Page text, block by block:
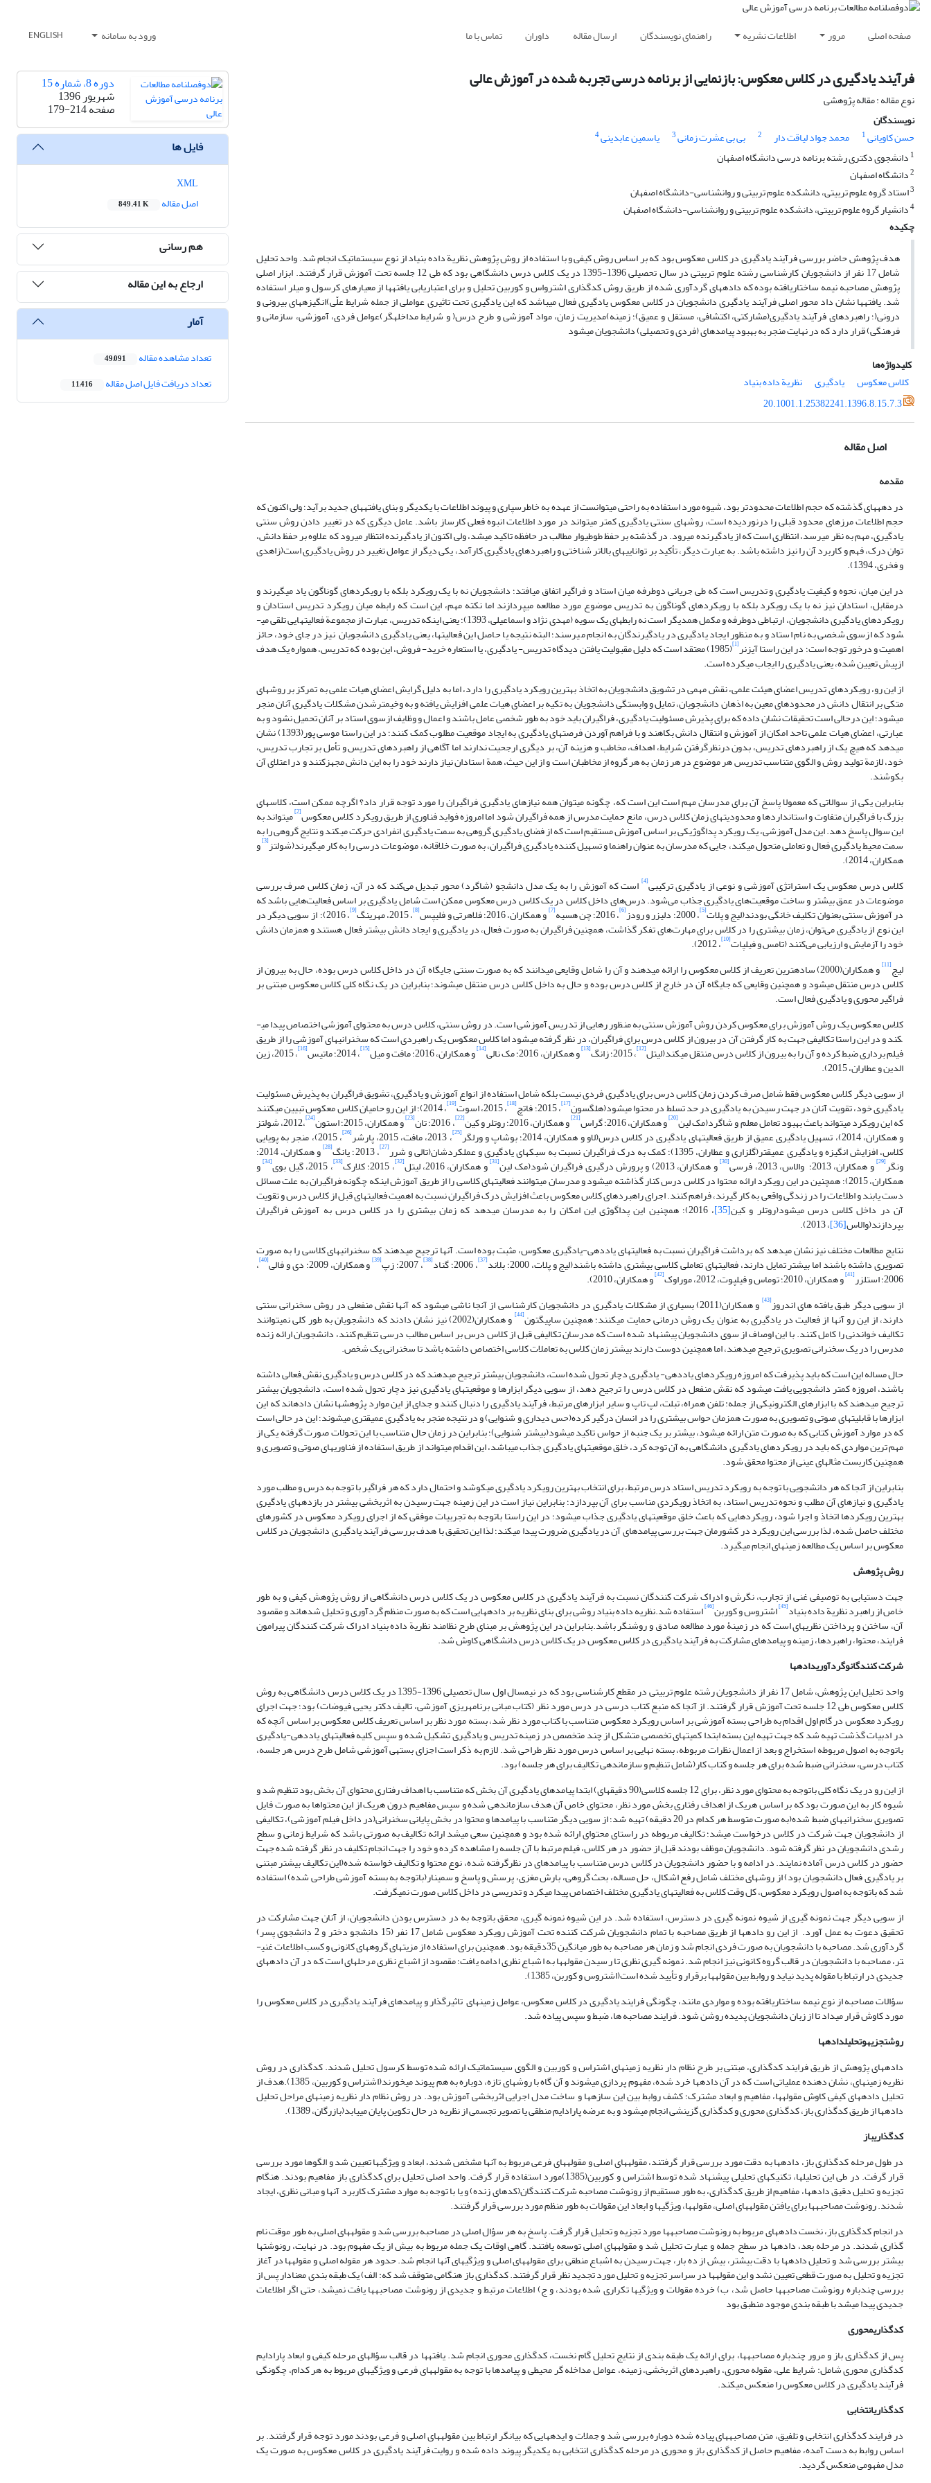
صفحه اصلی مرور اطلاعات نشریه راهنمای نویسندگان ارسال مقاله داوران تماس با ما ورود به سامانه ENGLISH
فرآیند یادگیری در کلاس معکوس: بازنمایی از برنامه درسی تجربه شده در آموزش عالی
نوع مقاله : مقاله پژوهشی
نویسندگان
حسن کاویانی1 محمد جواد لیاقت دار 2 بی بی عشرت زمانی3 یاسمین عابدینی4
1 دانشجوی دکتری رشته برنامه درسی دانشگاه اصفهان
2دانشگاه اصفهان
3استاد گروه علوم تربیتی، دانشکده علوم تربیتی و روانشناسی-دانشگاه اصفهان
4دانشیار گروه علوم تربیتی، دانشکده علوم تربیتی و روانشناسی-دانشگاه اصفهان
چکیده
هدف پژوهش حاضر بررسی فرآیند یادگیری در کلاس معکوس بود که بر اساس روش کیفی و با استفاده از روش پژوهش نظریة داده بنیاد از نوع سیستماتیک انجام شد. واحد تحلیل
شامل 17 نفر از دانشجویان کارشناسی رشته علوم تربیتی در سال تحصیلی 1396-1395 در یک کلاس درس دانشگاهی بود که طی 12 جلسه تحت آموزش قرار گرفتند. ابزار اصلی
پژوهش مصاحبه نیمه ساختاریافته بوده که داده­های گردآوری شده از طریق روش کدگذاری اشترواس و کوربین تحلیل و برای اعتباریابی یافته­ها از معیارهای کرسول و میلر استفاده
شد. یافته­ها نشان داد محور اصلی فرآیند یادگیری دانشجویان در کلاس معکوس یادگیری فعال می­باشد که این یادگیری تحت تاثیری عواملی از جمله شرایط علّی­)انگیزه­های بیرونی و
درونی(؛ راهبردهای فرآیند یادگیری(مشارکتی، اکتشافی، مستقل و عمیق)؛ زمینه­)مدیریت زمان، مواد آموزشی و طرح درس( و شرایط مداخله­گر­)عوامل فردی، آموزشی، سازمانی و
فرهنگی) قرار دارد که در نهایت منجر به بهبود پیامدهای (فردی و تحصیلی) دانشجویان می­شود
کلیدواژه‌ها
کلاس معکوس
یادگیری
نظریة داده بنیاد
20.1001.1.25382241.1396.8.15.7.3
اصل مقاله
مقدمه
در دهه­های گذشته که حجم اطلاعات محدودتر بود، شیوه مورد استفاده به راحتی می­توانست از عهده به خاطرسپاری و پیوند اطلاعات با یکدیگر و بنای یافته­های جدید بر­آید؛ ولی اکنون که
حجم اطلاعات مرزهای محدود قبلی را درنوردیده است، روش­های سنتی یادگیری کمتر می­تواند در مورد اطلاعات انبوه فعلی کارساز باشد. عامل دیگری که در تغییر دادن روش سنتی
یادگیری، مهم به نظر می­رسد، انتظاری است که از یادگیرنده می­رود. در گذشته بر حفظ طوطی­وار مطالب در حافظه تاکید می­شد، ولی اکنون از یادگیرنده انتظار می­رود که علاوه بر حفظ دانش،
توان درک، فهم و کاربرد آن را نیز داشته باشد. به عبارت دیگر، تأکید بر توانایی­های بالاتر شناختی و راهبردهای یادگیری کارآمد، یکی دیگر از عوامل تغییر در روش یادگیری است(زاهدی
و فخری، 1394).
در این میان، نحوه و کیفیت یادگیری و تدریس است که طی جریانی دوطرفه میان استاد و فراگیر اتفاق می­افتد؛ دانشجویان نه با یک رویکرد بلکه با رویکردهاى گوناگون یاد می­­گیرند و
درمقابل، استادان نیز نه با یک رویکرد بلکه با رویکردهای گوناگون به تدریس موضوع مورد مطالعه می­پردازند اما نکته مهم، این است که رابطه میان رویکرد تدریس استادان و
رویکردهای یادگیری دانشجویان، ارتباطی دوطرفه و مکمل همدیگر است نه رابطه­ای یک سویه (مهدی نژاد و اسماعیلی، 1393)؛ یعنی اینکه تدریس، عبارت از مجموعة فعالیت­هایی تلقی می­
شود که ازسوی شخصی به نام استاد و به منظور ایجاد یادگیری در یادگیرندگان به انجام می­رسند؛ البته نتیجه یا حاصل این فعالیت­ها، یعنی یادگیری دانشجویان نیز در جای خود، حائز
اهمیت و درخور توجه است؛ در این راستا آیزنر[1] (1985) معتقد است که دلیل مقبولیت یافتن دیدگاه تدریس- یادگیری، یا استعاره خرید- فروش، این بوده که تدریس، همواره یک هدف
ازپیش تعیین شده، یعنی یادگیری را ایجاب می­کرده است.
از این رو، رویکردهای تدریس اعضای هیئت علمی، نقش­ مهمی در تشویق دانشجویان به اتخاذ بهترین رویکرد یادگیری را دارد، اما به دلیل گرایش اعضای هیات علمی به تمرکز بر روش­های
متکی بر انتقال دانش در محدوده­ای معین به اذهان دانشجویان، تمایل و وابستگی دانشجویان به تکیه بر اعضای هیات علمی افزایش یافته و به وخیم­ترشدن مشکلات یادگیری آنان منجر
می­شود؛ این درحالی است تحقیقات نشان داده که برای پذیرش مسئولیت یادگیری، فراگیران باید خود به طور شخصی عامل باشند و اعمال و وظایف ازسوی استاد بر آنان تحمیل نشود و به
عبارتی، اعضای هیات علمی تاحد امکان از آموزش و انتقال دانش بکاهند و با فراهم آوردن فرصت­های یا­دگیری به ایجاد موقعیت مطلوب کمک کنند؛ در این راستا موسی پور(1393) نشان
می­دهد که هیچ یک از راهبردهای تدریس، بدون درنظرگرفتن شرایط، اهداف، مخاطب و هزینه آن، بر دیگری ارجحیت ندارند اما آگاهی از راهبردهای تدریس و تأمل بر تجارب تدریس،
خود، لازمة تولید روش و الگوی متناسب تدریس هر موضوع در هر زمان به هر گروه از مخاطبان است و از این حیث، همة استادان نیاز دارند خود را به این دانش مجهزکنند و در اعتلای آن
بکوشند.
بنابراین یکی از سوالاتی که معمولا پاسخ آن برای مدرسان مهم است این است که، چگونه می­توان همه نیازهای یادگیری فراگیران را مورد توجه قرار داد؟ اگرچه ممکن است، کلاس­های
بزرگ با فراگیران متفاوت و استانداردها و محدودیت­های زمان کلاس درس، مانع حمایت مدرس از همه فراگیران شود اما امروزه فواید فناوری از طریق رویکرد کلاس معکوس[2] می­تواند به
این سوال پاسخ دهد. این مدل آموزشی، یک رویکرد پداگوژیکی بر اساس آموزش مستقیم است که از فضای یادگیری گروهی به سمت یادگیری انفرادی حرکت می­کند و نتایج گروهی را به
سمت محیط یادگیری فعال و تعاملی متحول می­کند، جایی که مدرسان به عنوان راهنما و تسهیل کننده یادگیری فراگیران، به صورت خلاقانه، موضوعات درسی را به کار می­گیرند(شولتز[3] و
همکاران، 2014).
کلاس درس معکوس یک استراتژی آموزشی و نوعی از یادگیری ترکیبی[4] است که آموزش را به یک مدل دانشجو (شاگرد) محور تبدیل می‌کند که در آن، زمان کلاس صرف بررسی
موضوعات در عمق بیشتر و ساخت موقعیت‌های یادگیری جذاب می‌شود. درس‌های داخل کلاس در یک کلاس درس معکوس ممکن است شامل یادگیری بر اساس فعالیت‌هایی باشد که
در آموزش سنتی بعنوان تکلیف خانگی بودند(لیج و پلات[5] ، 2000؛ دلیزر و رودز [6] ، 2016؛ چن هسیه [7] و همکاران، 2016؛ فلاهرتی و فلیپس [8] ، 2015، مهرینگ [9] ، 2016)؛ از سویی دیگر در
این نوع از یادگیری می‌توان، زمان بیشتری را در کلاس برای مهارت‌های تفکر گذاشت، همچنین فراگیران به صورت فعال، در یادگیری و ایجاد دانش بیشتر فعال هستند و همزمان دانش
خود را آزمایش و ارزیابی می‌کنند (تامس و فیل­پات[10]
، 2012).
لیج[11] و همکاران(2000) ساده­ترین تعریف از کلاس معکوس را ارائه می­دهند و آن را شامل وقایعی می­دانند که به صورت سنتی جایگاه آن در داخل کلاس درس بوده، حال به بیرون از
کلاس درس منتقل می­شود و همچنین وقایعی که جایگاه آن در خارج از کلاس درس بوده و حال به داخل کلاس درس منتقل میشوند؛ بنابراین در یک نگاه کلی کلاس معکوس مبتنی بر
فراگیر محوری و یادگیری فعال است.
کلاس معکوس یک روش آموزش برای معکوس کردن روش آموزش سنتی به منظور رهایی از تدریس آموزشی است. در روش سنتی، کلاس درس به محتوای آموزشی اختصاص پیدا می­
کند و در این راستا تکالیفی جهت به کار گرفتن آن در بیرون از کلاس درس برای فراگیران، در نظر گرفته می­شود اما کلاس معکوس یک راهبردی است که سخنرانی­های آموزشی را از طریق
فیلم برداری ضبط کرده و آن را به بیرون از کلاس درس منتقل می­کند(لیتل[12] ، 2015؛ زانگ [13] و همکاران، 2016؛ مک نالی [14] و همکاران، 2016؛ مافت و میل [15] ، 2014؛ ماتیس [16] ، 2015، زین
الدین و عطاران، 2015).
از سویی دیگر کلاس معکوس فقط شامل صرف کردن زمان کلاس درس برای یادگیری فردی نیست بلکه شامل استفاده از انواع آموزش و یادگیری، تشویق فراگیران به پذیرش مسئولیت
یادگیری خود، تقویت آنان در جهت رسیدن به یادگیری در حد تسلط در محتوا می­شود(هلگسون[17] ، 2015؛ فاتچ [18] ، 2015، اسوت [19] ، 2014)؛ از این رو حامیان کلاس معکوس تبیین می­کنند
که این رویکرد می­تواند باعث بهبود تعامل معلم و شاگرد(مک لین[20] و همکاران، 2016؛ گراس [21] و همکاران، 2016؛ روتلر و کین [22] ، 2016؛ تان [23] و همکاران، 2015؛ استون [24] ،2012، شولتز
و همکاران، 2014)، تسهیل یادگیری عمیق از طریق فعالیت­های یادگیری در کلاس درس(لاو و همکاران، 2014؛ بوشاپ و ورلگر [25] ، 2013، مافت، 2015، پارشر [26] ، 2015)، منجر به پویایی
کلاس، افزایش انگیزه و یادگیری عمیق­تر(گلزاری و عطاران، 1395)؛ کمک به درک فراگیران نسبت به سبک­های یادگیری و عملکردشان(تالی و شرر [27] ، 2013؛ یانگ [28] و همکاران، 2014؛
ونگر[29] و همکاران، 2013؛ والاس، 2013، فرسی [30] و همکاران، 2013) و پرورش درگیری فراگیران شود(مک لین [31] و همکاران، 2016، لیتل [32] ، 2015؛ کلارک [33] ، 2015، گیل بوی [34] و
همکاران، 2015)؛ همچنین در این رویکرد ارائه محتوا در کلاس درس کنار گذاشته می­شود و مدرسان می­توانند فعالیت­های کلاسی را از طریق آموزش اینکه چگونه فراگیران به علت مسائل
دست یابند و اطلاعات را در زندگی واقعی به کار گیرند، فراهم کنند. اجرای راهبردهای کلاس معکوس باعث افزایش درک فراگیران نسبت به اهمیت فعالیت­های قبل از کلاس درس و تقویت
آن در داخل کلاس درس می­شود(روتلر و کین[35] ، 2016)؛ همچنین این پداگوژی این امکان را به مدرسان می­دهد که زمان بیشتری را در کلاس درس به آموزش فراگیران
بپردازند(والاس[36]
، 2013).
نتایج مطالعات مختلف نیز نشان می­دهد که برداشت فراگیران نسبت به فعالیت­های یاددهی-یادگیری معکوس، مثبت بوده است. آنها ترجیح می­دهند که سخنرانی­های کلاسی را به صورت
تصویری داشته باشند اما بیشتر تمایل دارند، فعالیت­های تعاملی کلاسی بیشتری داشته باشند(لیج و پلات، 2000؛ بلاند [37] ، 2006؛ گناد [38] ، 2007؛ زپ [39] و همکاران، 2009؛ دی و فالی [40] ،
2006؛ استلزر [41] و همکاران، 2010؛ توماس و فیلپوت، 2012، موراوک [42]
و همکاران، 2010).
از سویی دیگر طبق یافته های اندروز[43] و همکاران(2011) بسیاری از مشکلات یادگیری در دانشجویان کارشناسی از آنجا ناشی می­شود که آنها نقش منفعلی در روش سخنرانی سنتی
دارند، از این رو آنها از فعالیت در یادگیری به عنوان یک روش درمانی حمایت می­کنند؛ همچنین ساپیگتون[44] و همکاران(2002) نیز نشان دادند که دانشجویان به طور کلی نمی­توانند
تکالیف خواندنی را کامل کنند. با این اوصاف از سوی دانشجویان پیشنهاد شده است که مدرسان تکالیفی قبل از کلاس درس بر اساس مطالب درسی تنظیم کنند، دانشجویان ارائه زنده
مدرس را در یک سخنرانی تصویری ترجیح می­دهند، اما همچنین دوست دارند بیشتر زمان کلاس به تعاملات کلاسی اختصاص داشته باشد تا سخنرانی یک شخص.
حال مساله این است که باید پذیرفت که امروزه رویکردهای یاددهی- یادگیری دچار تحول شده است، دانشجویان بیشتر ترجیح می­دهند که در کلاس درس و یادگیری نقش فعالی داشته
باشند، امروزه کمتر دانشجویی یافت می­شود که نقش منفعل در کلاس درس را ترجیح دهد، از سویی دیگر ابزارها و موقعیت­های یادگیری نیز دچار تحول شده است، دانشجویان بیشتر
ترجیح می­دهند که با ابزارهای الکترونیکی از جمله: تلفن همراه، تبلت، لپ تاپ و سایر ابزارهای مرتبط، فرآیند یادگیری را دنبال کنند و جدای از این موارد پژوهش­ها نشان داده­اند که این
ابزارها با قابلیت­های صوتی و تصویری به صورت همزمان حواس بیشتری را در انسان درگیر کرده(حس دیداری و شنوایی) و در نتیجه منجر به یادگیری عمیق­تری می­شوند؛ این در حالی است
که در موارد آموزش کتابی که به صورت متن ارائه می­شود، بیشتر بر یک جنبه از حواس تاکید می­شود(بیشتر شنوایی)؛ بنابراین در زمان حال متناسب با این تحولات صورت گرفته یکی از
مهم ترین مواردی که باید در رویکردهای یادگیری دانشگاهی به آن توجه کرد، خلق موقعیت­های یادگیری جذاب می­باشد، این اقدام می­تواند از طریق استفاده از فناوری­های صوتی و تصویری و
همچنین کاربست مثال­های عینی از محتوا محقق شود.
بنابراین از آنجا که هر دانشجویی با توجه به رویکرد تدریس استاد درس مرتبط، برای انتخاب بهترین رویکرد یادگیری می­کوشد و احتمال دارد که هر فراگیر با توجه به درس و مطلب مورد
یادگیری و نیازهای آن مطلب و نحوه تدریس استاد، به اتخاذ رویکردی مناسب برای آن بپردازد؛ بنابراین نیاز است در این زمینه جهت رسیدن به اثربخشی بیشتر در بازده­های یادگیری
بهترین رویکردها اتخاذ و اجرا شود، رویکردهایی که باعث خلق موقعیت­های یادگیری جذاب می­شود؛ در این راستا باتوجه به تجربیات موفقی که از اجرای رویکرد معکوس در کشورهای
مختلف حاصل شده، لذا بررسی این رویکرد در کشورمان جهت بررسی پیامدهای آن در یادگیری ضرورت پیدا می­کند؛ لذا این تحقیق با هدف بررسی فرآیند یادگیری دانشجویان در کلاس
معکوس بر اساس یک مطالعه زمینه­ای انجام می­گیرد.
روش پژوهش
جهت دستیابی به توصیفی غنی از تجارب، نگرش و ادراک شرکت کنندگان نسبت به فرآیند یادگیری در کلاس معکوس در یک کلاس درس دانشگاهی از روش پژوهش کیفی و به طور
خاص از راهبرد نظریة داده بنیاد[45] اشتروس و کوربن[46] استفاده شد.نظریه داده بنیاد روشی برای بنای نظریه بر داده­هایی است که به صورت منظم گردآوری و تحلیل شده­اند و مقصود
آن، ساختن و پرداختن نظریه­ای است که در زمینۀ مورد مطالعه صادق و روشنگر باشد.بنابراین در این پژوهش بر مبنای طرح نظا­مند نظریة داده بنیاد ادراک شرکت کنندگان پیرامون
فرایند، محتوا، راهبردها، زمینه و پیامدهای مشارکت به فرآیند یادگیری در کلاس معکوس در یک کلاس درس دانشگاهی کاوش شد.
شرکت کنندگانوگردآوریداده­ها
واحد تحلیل این پژوهش، شامل 17 نفر از دانشجویان رشته علوم تربیتی در مقطع کارشناسی بود که در نیمسال اول سال تحصیلی 1396-1395 در یک کلاس درس دانشگاهی به روش
کلاس معکوس طی 12 جلسه تحت آموزش قرار گرفتند. از آنجا که منبع کتاب درسی در درس مورد نظر (کتاب مبانی برنامه­ریزی آموزشی، تالیف دکتر یحیی فیوضات) بود؛ جهت اجرای
رویکرد معکوس در گام اول اقدام به طراحی بسته آموزشی بر اساس رویکرد معکوس متناسب با کتاب مورد نظر شد، بسته مورد نظر بر اساس تعریف کلاس معکوس بر اساس آنچه که
در ادبیات گذشت تهیه شد که جهت تهیه این بسته ابتدا کمیته­ای تخصصی متشکل از چند متخصص در زمینه تدریس و یادگیری تشکیل شده و سپس کلیه فعالیت­های یاددهی-یادگیری
باتوجه به اصول مربوطه استخراج و بعد از اعمال نظرات مربوطه، بسته نهایی بر اساس درس مورد نظر طراحی شد. لازم به ذکر است اجزای بسته­ی آموزشی شامل طرح درس هر جلسه،
کتاب درسی، سخنرانی ضبط شده برای هر جلسه و کتاب کار(شامل تنظیم و سازماندهی تکالیف برای هر جلسه) بود.
از این رو در یک نگاه کلی باتوجه به محتوای مورد نظر، برای 12 جلسه کلاسی(90 دقیقه­ای) ابتدا پیامدهای یادگیری آن بخش که متناسب با اهداف رفتاری محتوای آن بخش بود تنظیم شد و
شیوه کار به این صورت بود که بر اساس هریک از اهداف رفتاری بخش مورد نظر، محتوای خاص آن هدف سازماندهی شده و سپس مفاهیم درون هریک از این محتواها به صورت فایل
تصویری سخنرانی­های ضبط شده(به صورت متوسط هر کدام در 20 دقیقه) تهیه شد؛ از سویی دیگر متناسب با پیامدها و محتوا در بخش پایانی سخنرانی(در داخل فیلم آموزشی)، تکالیفی
از دانشجویان جهت شرکت در کلاس درخواست می­شد؛ تکالیف مربوطه در راستای محتوای ارائه شده بود و همچنین سعی­ می­شد ارائه تکالیف به صورتی باشد که شرایط زمانی و سطح
رشدی دانشجویان در نظر گرفته شود. دانشجویان موظف بودند قبل از حضور در هر کلاس، فیلم مرتبط با آن جلسه را مشاهده کرده و خود را جهت انجام تکلیف در نظر گرفته شده جهت
حضور در کلاس درس آماده نمایند. در ادامه و با حضور دانشجویان در کلاس درس متناسب با پیامدهای در نظرگرفته شده، نوع محتوا و تکالیف خواسته شده(این تکالیف بیشتر مبتنی
بر یادگیری فعال دانشجویان بود) از روش­های مختلف شامل رفع اشکال، حل مساله، بحث گروهی، بارش مغزی، پرسش و پاسخ و سمینار(باتوجه به بسته آموزشی طراحی شده) استفاده
شد که باتوجه به اصول رویکرد معکوس، کل وقت کلاس به فعالیت­های یادگیری مختلف اختصاص پیدا می­کرد و تدریسی در داخل کلاس صورت نمی­گرفت.
از سویی دیگر جهت نمونه گیری از شیوه نمونه گیری در دسترس، استفاده شد. در این شیوه نمونه گیری، محقق باتوجه به در دسترس بودن دانشجویان، از آنان جهت مشارکت در
تحقیق دعوت به عمل آورد. از این رو داده­ها از طریق مصاحبه با تمام دانشجویان شرکت کننده تحت آموزش رویکرد معکوس شامل 17 نفر (15 دانشجو دختر و 2 دانشجوی پسر)
گردآوری شد. مصاحبه با دانشجویان به صورت فردی انجام شد و زمان هر مصاحبه به طور میانگین 35دقیقه بود. همچنین برای استفاده از مزیت­های گروه­های کانونی و کسب اطلاعات غنی­
تر، مصاحبه با دانشجویان در قالب گروه کانونی نیز انجام شد. نمونه گیری نظری تا رسیدن مقوله­ها به اشباع نظری ادامه یافت؛ مقصود از اشباع نظری مرحله­ای است که در آن داده­های
جدیدی در ارتباط با مقوله پدید نیاید و روابط بین مقوله­ها برقرار و تأیید شده است(اشتروس و کوربن، 1385).
سؤالات مصاحبه از نوع نیمه ساختاریافته بوده و مواردی مانند، چگونگی فرایند یادگیری در کلاس معکوس، عوامل زمینه­ای تاثیرگذار و پیامدهای فرآیند یادگیری در کلاس معکوس را
مورد کاوش قرار می­داد تا از زبان دانشجویان پدیده روشن شود. فرایند مصاحبه ها، ضبط و سپس پیاده شد.
روشتجزیهوتحلیلداده­ها
داده­های پژوهش از طریق فرایند کدگذاری، مبتنی بر طرح نظام دار نظریه زمینه­ای اشتراس و کوربین و الگوی سیستماتیک ارائه شده توسط کرسول تحلیل شدند. کدگذاری در روش
نظریه زمینه­ای، نشان دهنده عملیاتی است که در آن داده­ها خرد شده، مفهوم پردازی می­شوند و آن گاه با روش­های تازه، دوباره به هم پیوند می­خورند(اشتراس و کوربین، 1385).هدف از
تحلیل داده­های کیفی کاوش مقوله­ها، مفاهیم و ابعاد مشترک؛ کشف روابط بین این سازه­ها و ساخت مدل اجرایی اثربخشی آموزش بود. در روش نظام دار نظریه زمینه­ای مراحل تحلیل
داده­ها از طریق کدگذاری باز، کدگذاری محوری و کدگذاری گزینشی انجام می­شود و به عرضه پارادایم منطقی یا تصویر تجسمی از نظریه در حال تکوین پایان می­یابد(بازرگان، 1389).
کدگذاریباز
در طول مرحله کدگذاری باز، داده­ها به دقت مورد بررسی قرار گرفتند، مقوله­های اصلی و مقوله­های فرعی مربوط به آن­ها مشخص شدند، ابعاد و ویژگی­ها تعیین شد و الگوها مورد بررسی
قرار گرفت. در طی این تحلیل­ها، تکنیک­های تحلیلی پیشنهاد شده توسط اشتراس و کوربین(1385)­مورد استفاده قرار گرفت. واحد اصلی تحلیل برای کدگذاری باز مفاهیم بودند. هنگام
تجزیه و تحلیل دقیق داده­ها، مفاهیم از طریق کدگذاری، به طور مستقیم از رونوشت مصاحبه شرکت کنندگان(کدهای زنده) و یا با توجه به موارد مشترک کاربرد آن­ها و مبانی نظری، ایجاد
شدند. رونوشت مصاحبه­ها برای یافتن مقوله­های اصلی، مقوله­ها، ویژگی­ها و ابعاد این مقولات به طور منظم مورد بررسی قرار گرفتند.
در انجام کدگذاری باز، نخست داده­های مربوط به رونوشت مصاحبه­ها مورد تجزیه و تحلیل قرار گرفت. پاسخ به هر سؤال اصلی در مصاحبه بررسی شد و مقوله­های اصلی به طور موقت نام
گذاری شدند. در مرحله بعد، داده­ها در سطح جمله و عبارت تحلیل شد و مقوله­های اصلی توسعه یافتند. گاهی اوقات یک جمله مربوط به بیش از یک مفهوم بود. در نهایت، رونوشت­ها
بیشتر بررسی شد و تحلیل داده­ها با دقت بیشتر، بیش از ده بار، جهت رسیدن به اشباع منطقی برای مقوله­های اصلی و ویژگی­های آن­ها انجام شد. حدود هر مقوله اصلی و مقوله­ها در آغاز
تجزیه و تحلیل به صورت قطعی تعیین نشد و این مقوله­ها در سراسر تجزیه و تحلیل مورد تجدید نظر قرار گرفتند. کدگذاری باز هنگامی متوقف شد که: الف) یک طبقه بندی معنادار پس از
بررسی چندباره رونوشت مصاحبه­ها حاصل شد، ب) خرده مقولات و ویژگی­ها تکراری شده بودند، و ج) اطلاعات مرتبط و جدیدی از رونوشت مصاحبه­ها یافت نمی­شد، حتی اگر اطلاعات
جدیدی پیدا می­شد با طبقه بندی موجود منطبق بود
کدگذاریمحوری
پس از کدگذاری باز و مرور چندباره مصاحبه­ها، برای ارائه یک طبقه بندی از نتایج تحلیل گام نخست، کدگذاری محوری انجام شد. یافته­ها در قالب سؤال­های مرحله کیفی و ابعاد پارادایم
کدگذاری محوری شامل: شرایط علی، مقوله محوری، راهبردهای اثربخشی، زمینه، عوامل مداخله گر محیطی و پیامدها با توجه به مقوله­های فرعی و ویژگی­های مربوط به هر کدام، چگونگی
فرآیند یادگیری در کلاس معکوس را منعکس می­کند.
کدگذاریانتخابی
در فرایند کدگذاری انتخابی و تلفیق، متن مصاحبه­های پیاده شده دوباره بررسی شد و جملات و ایده­هایی که بیانگر ارتباط بین مقوله­های اصلی و فرعی بودند مورد توجه قرار گرفتند. بر
اساس روابط به دست آمده، مفاهیم حاصل از کدگذاری باز و محوری در مرحله کدگذاری انتخابی به یکدیگر پیوند داده شده و روایت فرآیند یادگیری در کلاس معکوس به صورت یک
مدل مفهومی منعکس گردید.
دوره 8، شماره 15
شهریور 1396
صفحه179-214
فایل ها
اصل مقاله
849.41 K
هم رسانی
ارجاع به این مقاله
آمار
تعداد مشاهده مقاله 49,091
تعداد دریافت فایل اصل مقاله 11,416